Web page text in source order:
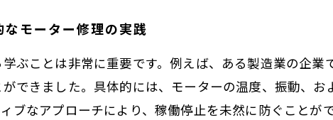
モーター修理の実践
ぶことは非常に重要です。例えば、ある製造業の企
できました。具体的には、モーターの温度、振動、
ブなアプローチにより、稼働停止を未然に防ぐこと